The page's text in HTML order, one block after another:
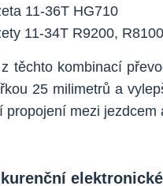
11-36T HG710
11-34T R9200,
těchto kombinací
25 milimetrů a
propojení mezi